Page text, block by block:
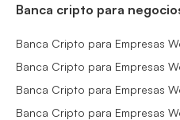
Banca cripto para
Banca Cripto para Empresas
Banca Cripto para Empresas
Banca Cripto para Empresas
Banca Cripto para Empresas